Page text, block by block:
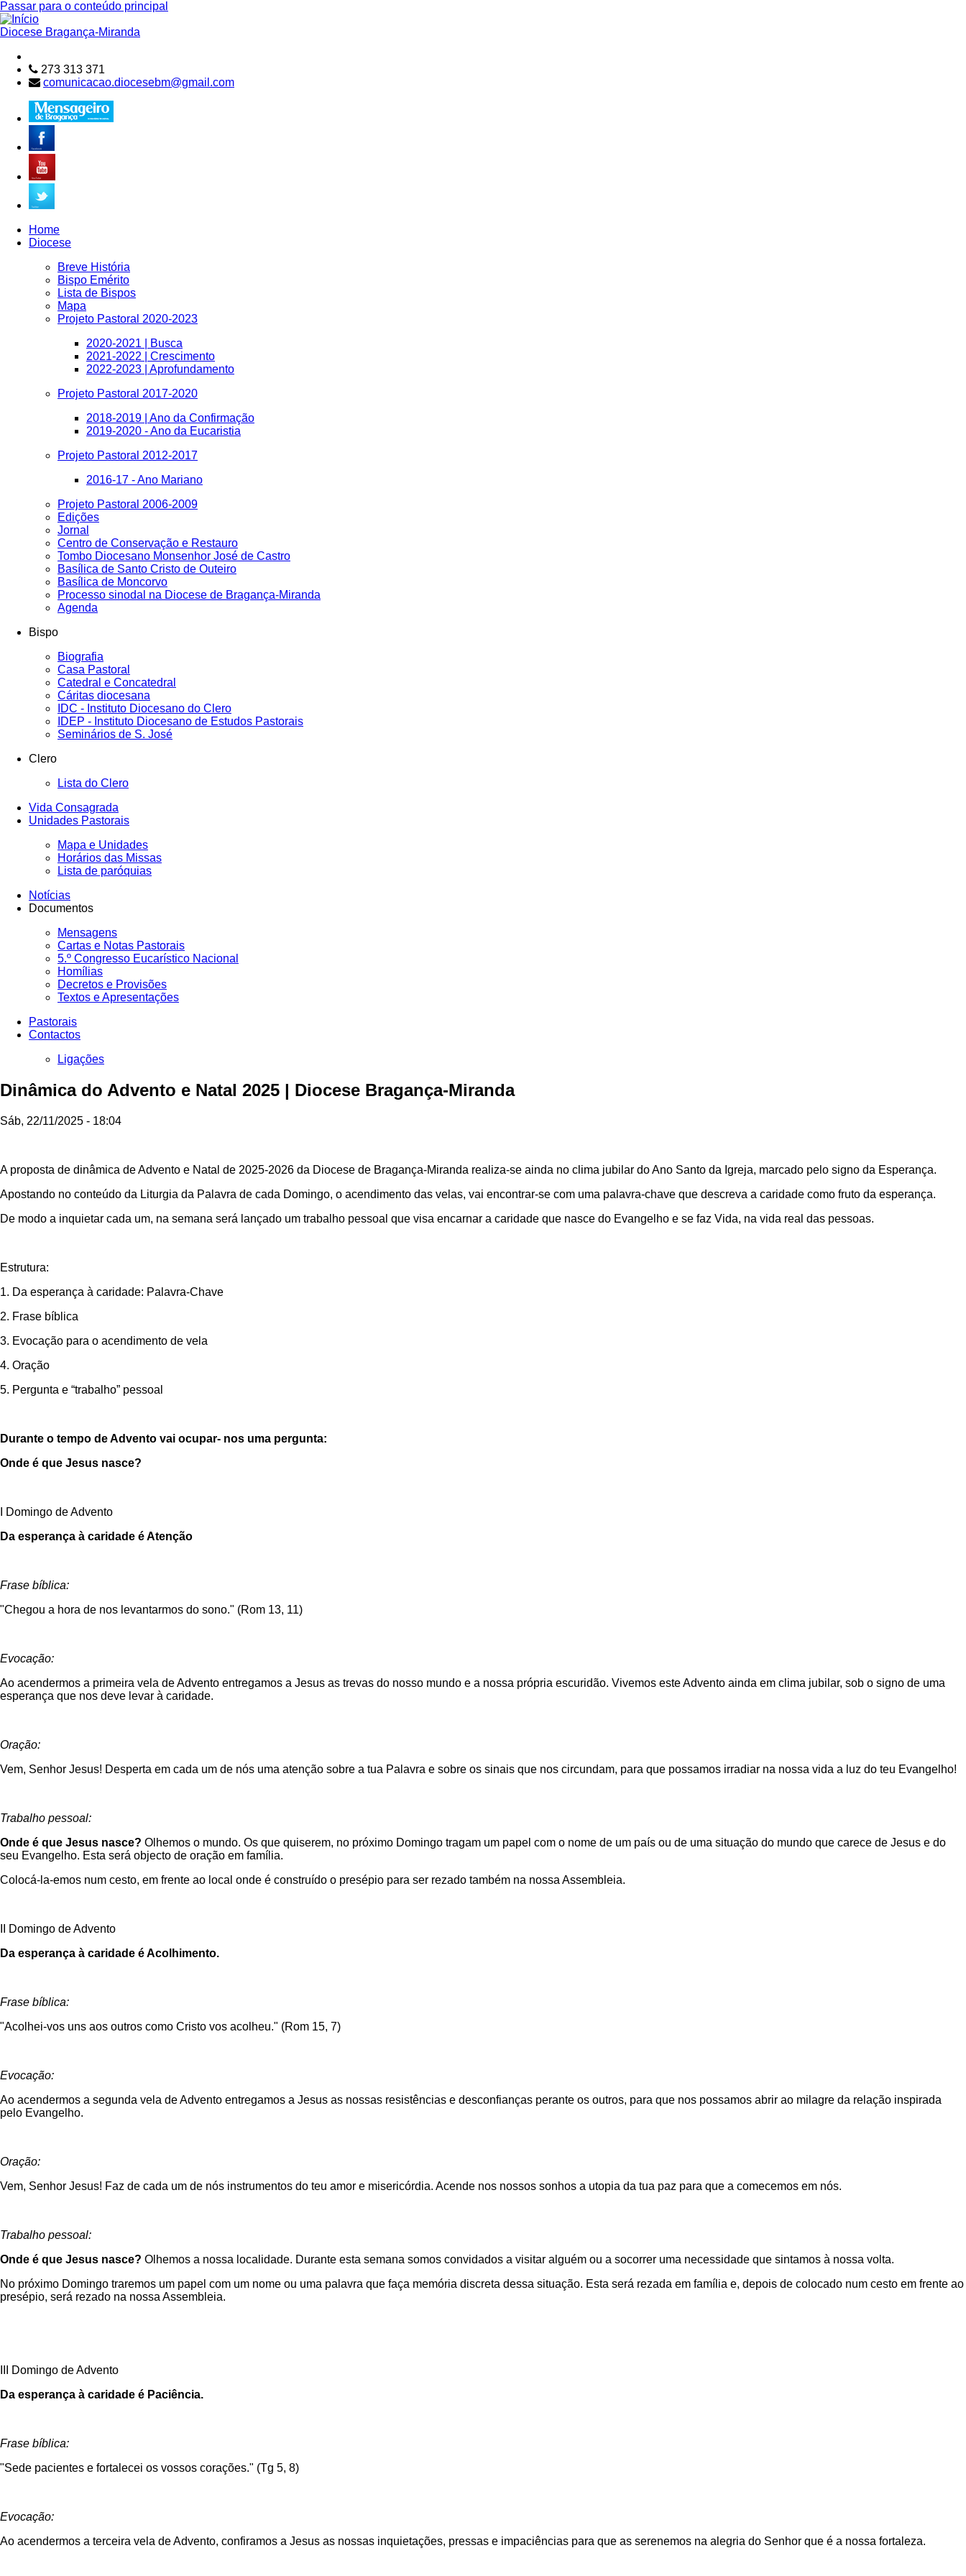
Passar para o conteúdo principal
Diocese Bragança-Miranda
273 313 371
comunicacao.diocesebm@gmail.com
Home
Diocese
Breve História
Bispo Emérito
Lista de Bispos
Mapa
Projeto Pastoral 2020-2023
2020-2021 | Busca
2021-2022 | Crescimento
2022-2023 | Aprofundamento
Projeto Pastoral 2017-2020
2018-2019 | Ano da Confirmação
2019-2020 - Ano da Eucaristia
Projeto Pastoral 2012-2017
2016-17 - Ano Mariano
Projeto Pastoral 2006-2009
Edições
Jornal
Centro de Conservação e Restauro
Tombo Diocesano Monsenhor José de Castro
Basílica de Santo Cristo de Outeiro
Basílica de Moncorvo
Processo sinodal na Diocese de Bragança-Miranda
Agenda
Bispo
Biografia
Casa Pastoral
Catedral e Concatedral
Cáritas diocesana
IDC - Instituto Diocesano do Clero
IDEP - Instituto Diocesano de Estudos Pastorais
Seminários de S. José
Clero
Lista do Clero
Vida Consagrada
Unidades Pastorais
Mapa e Unidades
Horários das Missas
Lista de paróquias
Notícias
Documentos
Mensagens
Cartas e Notas Pastorais
5.º Congresso Eucarístico Nacional
Homílias
Decretos e Provisões
Textos e Apresentações
Pastorais
Contactos
Ligações
Dinâmica do Advento e Natal 2025 | Diocese Bragança-Miranda
Sáb, 22/11/2025 - 18:04
A proposta de dinâmica de Advento e Natal de 2025-2026 da Diocese de Bragança-Miranda realiza-se ainda no clima jubilar do Ano Santo da Igreja, marcado pelo signo da Esperança.
Apostando no conteúdo da Liturgia da Palavra de cada Domingo, o acendimento das velas, vai encontrar-se com uma palavra-chave que descreva a caridade como fruto da esperança.
De modo a inquietar cada um, na semana será lançado um trabalho pessoal que visa encarnar a caridade que nasce do Evangelho e se faz Vida, na vida real das pessoas.
Estrutura:
1. Da esperança à caridade: Palavra-Chave
2. Frase bíblica
3. Evocação para o acendimento de vela
4. Oração
5. Pergunta e “trabalho” pessoal
Durante o tempo de Advento vai ocupar- nos uma pergunta:
Onde é que Jesus nasce?
I Domingo de Advento
Da esperança à caridade é Atenção
Frase bíblica:
"Chegou a hora de nos levantarmos do sono." (Rom 13, 11)
Evocação:
Ao acendermos a primeira vela de Advento entregamos a Jesus as trevas do nosso mundo e a nossa própria escuridão. Vivemos este Advento ainda em clima jubilar, sob o signo de uma
esperança que nos deve levar à caridade.
Oração:
Vem, Senhor Jesus! Desperta em cada um de nós uma atenção sobre a tua Palavra e sobre os sinais que nos circundam, para que possamos irradiar na nossa vida a luz do teu Evangelho!
Trabalho pessoal:
Onde é que Jesus nasce? Olhemos o mundo. Os que quiserem, no próximo Domingo tragam um papel com o nome de um país ou de uma situação do mundo que carece de Jesus e do
seu Evangelho. Esta será objecto de oração em família.
Colocá-la-emos num cesto, em frente ao local onde é construído o presépio para ser rezado também na nossa Assembleia.
II Domingo de Advento
Da esperança à caridade é Acolhimento.
Frase bíblica:
"Acolhei-vos uns aos outros como Cristo vos acolheu." (Rom 15, 7)
Evocação:
Ao acendermos a segunda vela de Advento entregamos a Jesus as nossas resistências e desconfianças perante os outros, para que nos possamos abrir ao milagre da relação inspirada
pelo Evangelho.
Oração:
Vem, Senhor Jesus! Faz de cada um de nós instrumentos do teu amor e misericórdia. Acende nos nossos sonhos a utopia da tua paz para que a comecemos em nós.
Trabalho pessoal:
Onde é que Jesus nasce? Olhemos a nossa localidade. Durante esta semana somos convidados a visitar alguém ou a socorrer uma necessidade que sintamos à nossa volta.
No próximo Domingo traremos um papel com um nome ou uma palavra que faça memória discreta dessa situação. Esta será rezada em família e, depois de colocado num cesto em frente ao
presépio, será rezado na nossa Assembleia.
III Domingo de Advento
Da esperança à caridade é Paciência.
Frase bíblica:
"Sede pacientes e fortalecei os vossos corações." (Tg 5, 8)
Evocação:
Ao acendermos a terceira vela de Advento, confiramos a Jesus as nossas inquietações, pressas e impaciências para que as serenemos na alegria do Senhor que é a nossa fortaleza.